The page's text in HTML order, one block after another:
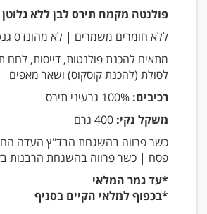
פולנטה מקמח תירס לבן ללא גלוטן
ללא חומרים משמרים | לא מהונדס
מתאים להכנת פולנטות, דייסות, לחם
לסולת (להכנת קוסקוס) ושאר מאפים
רכיבים:
משקל נקי:
כשר פרווה בהשגחת הבד"ץ העדה
פסח | כשר פרווה בהשגחת הרבנות
*עד גמר המלאי
*בכפוף למלאי הקיים בסניף